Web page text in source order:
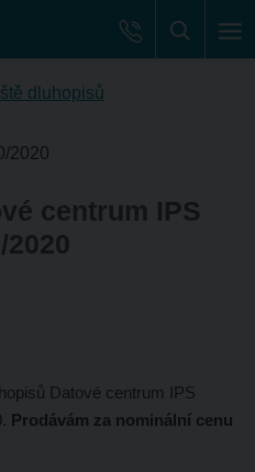
dluhopisů
2020
centrum IPS
2020
Datové centrum IPS
Prodávám za nominální cenu